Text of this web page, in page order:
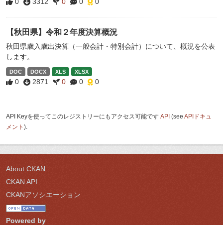
【秋田県】令和２年度決算概況
秋田県歳入歳出決算（一般会計・特別会計）について、概況を公表
します。
DOC DOCX XLS XLSX
0 2871 0 0 0
API Keyを使ってこのレジストリーにもアクセス可能です API (see APIドキュ
メント ).
About CKAN
CKAN API
CKANアソシエーション
Powered by